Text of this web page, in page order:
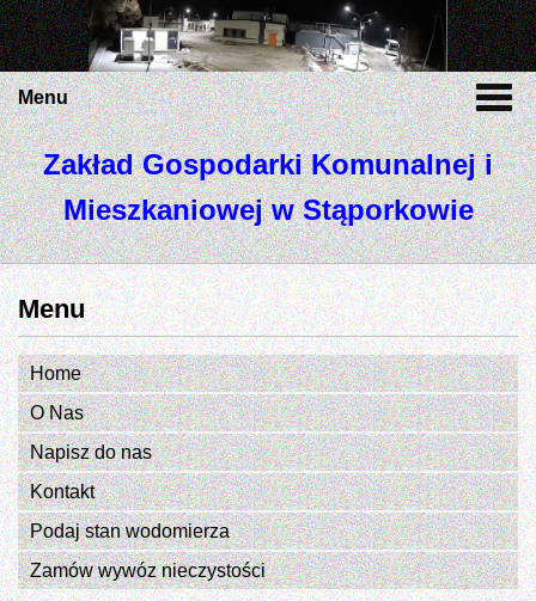
Menu
Zakład Gospodarki Komunalnej i
Mieszkaniowej w Stąporkowie
Menu
Home
O Nas
Napisz do nas
Kontakt
Podaj stan wodomierza
Zamów wywóz nieczystości